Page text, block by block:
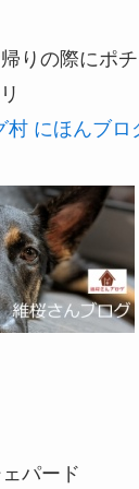
りの際にポ
パード